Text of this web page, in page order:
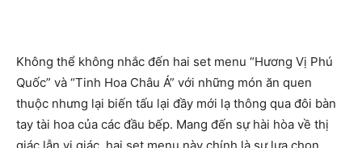
Không thể không nhắc đến hai set menu “Hương Vị Phú
Quốc” và “Tinh Hoa Châu Á” với những món ăn quen
thuộc nhưng lại biến tấu lại đầy mới lạ thông qua đôi bàn
tay tài hoa của các đầu bếp. Mang đến sự hài hòa về thị